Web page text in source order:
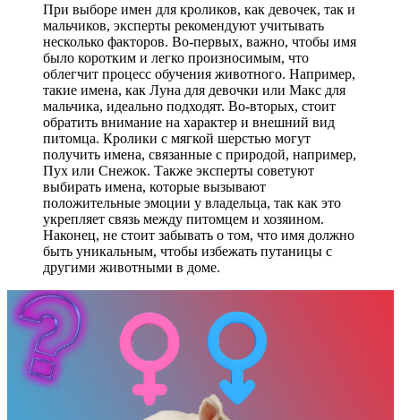
При выборе имен для кроликов, как девочек, так и
мальчиков, эксперты рекомендуют учитывать
несколько факторов. Во-первых, важно, чтобы имя
было коротким и легко произносимым, что
облегчит процесс обучения животного. Например,
такие имена, как Луна для девочки или Макс для
мальчика, идеально подходят. Во-вторых, стоит
обратить внимание на характер и внешний вид
питомца. Кролики с мягкой шерстью могут
получить имена, связанные с природой, например,
Пух или Снежок. Также эксперты советуют
выбирать имена, которые вызывают
положительные эмоции у владельца, так как это
укрепляет связь между питомцем и хозяином.
Наконец, не стоит забывать о том, что имя должно
быть уникальным, чтобы избежать путаницы с
другими животными в доме.